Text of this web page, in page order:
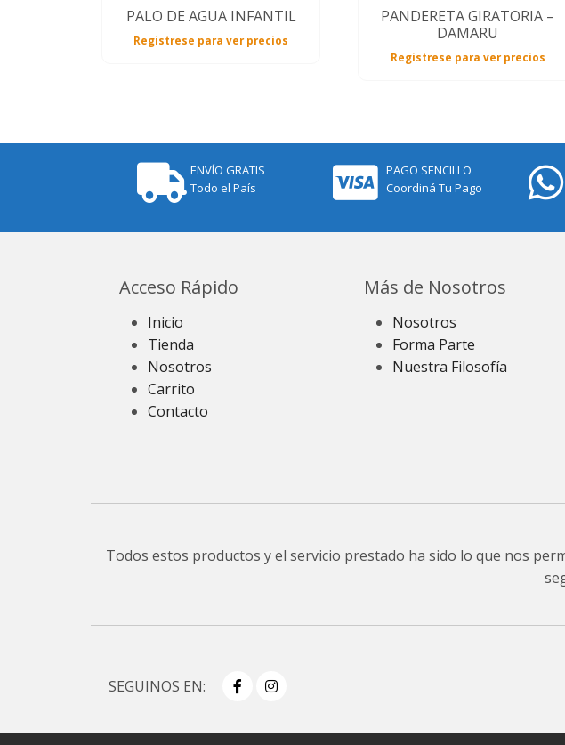
PALO DE AGUA INFANTIL
Registrese para ver precios
PANDERETA GIRATORIA –
DAMARU
Registrese para ver precios
ENVÍO GRATIS
Todo el País
PAGO SENCILLO
Coordiná Tu Pago
Acceso Rápido
Inicio
Tienda
Nosotros
Carrito
Contacto
Más de Nosotros
Nosotros
Forma Parte
Nuestra Filosofía
Todos estos productos y el servicio prestado ha sido lo que nos
SEGUINOS EN: